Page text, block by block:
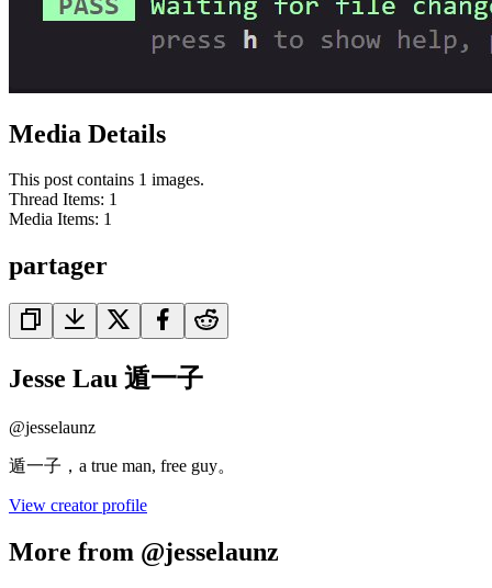
Media Details
This post contains 1 images.
Thread Items: 1
Media Items: 1
partager
Jesse Lau 遁一子
@jesselaunz
遁一子，a true man, free guy。
View creator profile
More from @jesselaunz